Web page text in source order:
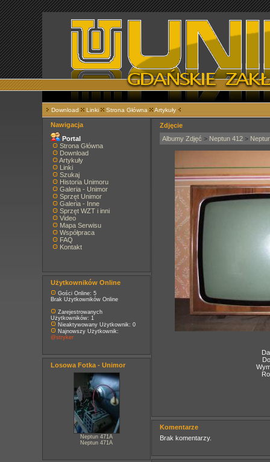
Download Linki Strona Główna Artykuły
Nawigacja
Portal
Strona Główna
Download
Artykuły
Linki
Szukaj
Historia Unimoru
Galeria - Unimor
Sprzęt Unimor
Galeria - Inne
Sprzęt WZT i inni
Video
Mapa Serwisu
Współpraca
FAQ
Kontakt
Użytkowników Online
Gości Online: 5
Brak Użytkowników Online
Zarejestrowanych
Użytkowników: 1
Nieaktywowany Użytkownik: 0
Najnowszy Użytkownik:
@stryker
Losowa Fotka - Unimor
Neptun 471A
Neptun 471A
Zdjęcie
Albumy Zdjęć > Neptun 412 >
Komentarze
Brak komentarzy.